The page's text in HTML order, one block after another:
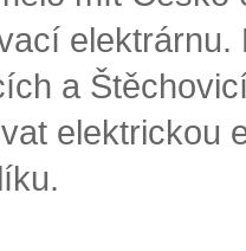
elektrárnu.
a
elektrickou